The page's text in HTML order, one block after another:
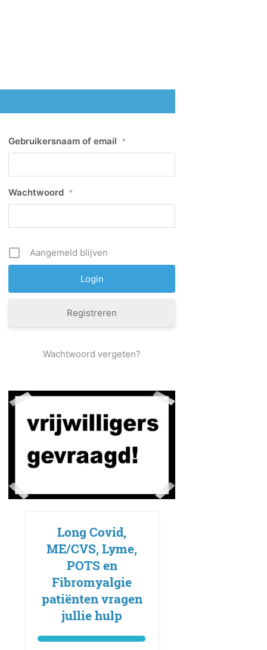
Gebruikersnaam of email *
Wachtwoord *
Aangemeld blijven
Registreren
Wachtwoord vergeten?
Long Covid,
ME/CVS, Lyme,
POTS en
Fibromyalgie
patiënten vragen
jullie hulp